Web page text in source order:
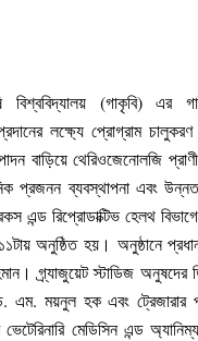
বিশ্ববিদ্যালয় (গাকৃবি) এর
লক্ষ্যে প্রোগ্রাম চালুকরণ
বাড়িয়ে থেরিওজেনোলজি
প্রজনন ব্যবস্থাপনা এবং
এন্ড রিপ্রোডাক্টিভ হেলথ
অনুষ্ঠিত হয়। অনুষ্ঠানে
গ্র্যাজুয়েট স্টাডিজ
ড. এম. ময়নুল হক এবং
মেডিসিন এন্ড